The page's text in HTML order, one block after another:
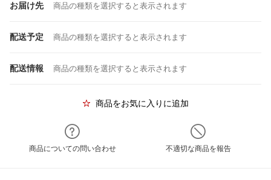
お届け先 商品の種類を選択すると表示されます
配送予定 商品の種類を選択すると表示されます
配送情報 商品の種類を選択すると表示されます
商品をお気に入りに追加
商品についての問い合わせ 不適切な商品を報告